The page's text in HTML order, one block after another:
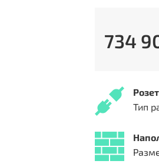
734
Тип